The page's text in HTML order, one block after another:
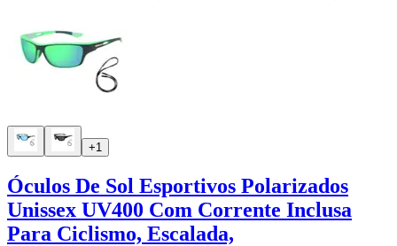
+1
Óculos De Sol Esportivos Polarizados
Unissex UV400 Com Corrente Inclusa
Para Ciclismo, Escalada,